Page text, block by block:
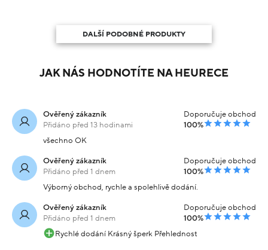
DALŠÍ PODOBNÉ PRODUKTY
JAK NÁS HODNOTÍTE NA HEURECE
Ověřený zákazník
Přidáno před 13 hodinami
Doporučuje obchod
100%
všechno OK
Ověřený zákazník
Přidáno před 1 dnem
Doporučuje obchod
100%
Výborný obchod, rychle a spolehlivě dodání.
Ověřený zákazník
Přidáno před 1 dnem
Doporučuje obchod
100%
Rychlé dodání Krásný šperk Přehlednost